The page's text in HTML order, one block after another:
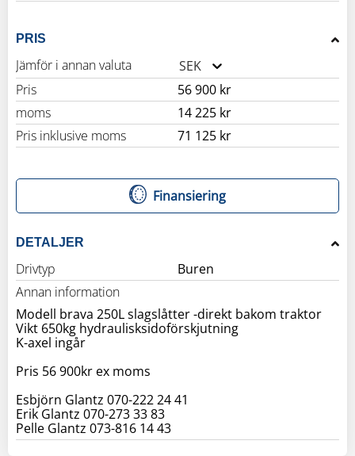
PRIS
Jämför i annan valuta
SEK
Pris
56 900 kr
moms
14 225 kr
Pris inklusive moms
71 125 kr
Finansiering
DETALJER
Drivtyp
Buren
Annan information
Modell brava 250L slagslåtter -direkt bakom traktor
Vikt 650kg hydraulisksidoförskjutning
K-axel ingår
Pris 56 900kr ex moms
Esbjörn Glantz 070-222 24 41
Erik Glantz 070-273 33 83
Pelle Glantz 073-816 14 43